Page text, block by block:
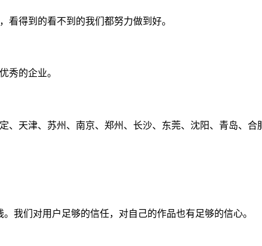
看得到的看不到的我们都努力做到好。
秀的企业。
、天津、苏州、南京、郑州、长沙、东莞、沈阳、青岛、合
我们对用户足够的信任，对自己的作品也有足够的信心。